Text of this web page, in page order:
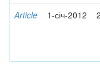
Article 1-січ-2012